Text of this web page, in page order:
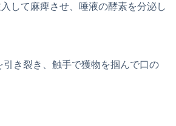
して麻痺させ、唾液の酵素を分泌し
引き裂き、触手で獲物を掴んで口の